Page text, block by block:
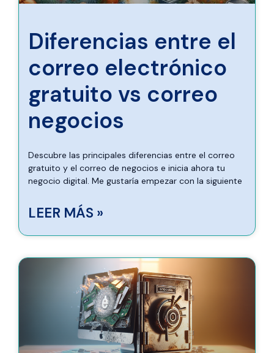
Diferencias entre el
correo electrónico
gratuito vs correo
negocios
Descubre las principales diferencias entre el correo
gratuito y el correo de negocios e inicia ahora tu
negocio digital. Me gustaría empezar con la siguiente
LEER MÁS »